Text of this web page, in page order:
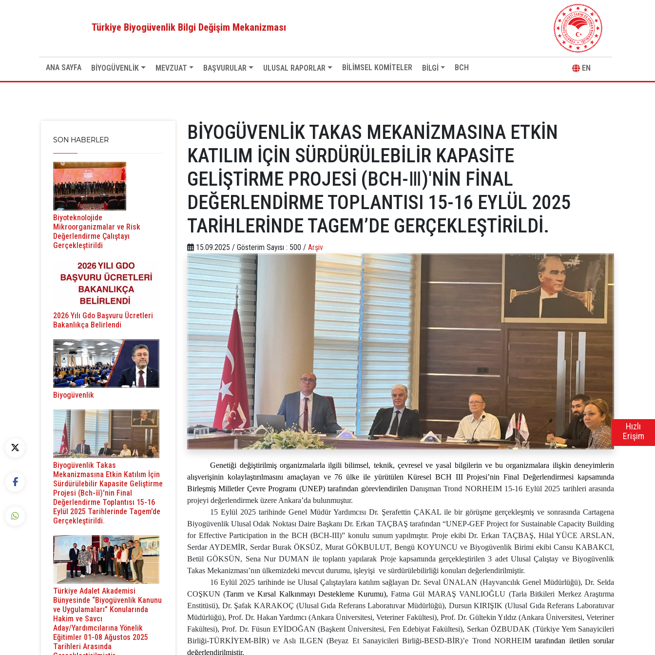
Türkiye Biyogüvenlik Bilgi Değişim Mekanizması
ANA SAYFA BİYOGÜVENLİK MEVZUAT BAŞVURULAR ULUSAL RAPORLAR BİLİMSEL KOMİTELER BİLGİ BCH EN
Hızlı
Erişim
BİYOGÜVENLİK TAKAS MEKANİZMASINA ETKİN KATILIM İÇİN SÜRDÜRÜLEBİLİR KAPASİTE GELİŞTİRME PROJESİ (BCH-Ⅲ)'NİN FİNAL DEĞERLENDİRME TOPLANTISI
BİYOGÜVENLİK TAKAS MEKANİZMASINA ETKİN
KATILIM İÇİN SÜRDÜRÜLEBİLİR KAPASİTE
GELİŞTİRME PROJESİ (BCH-Ⅲ)'NİN FİNAL
DEĞERLENDİRME TOPLANTISI 15-16 EYLÜL 2025
TARİHLERİNDE TAGEM’DE GERÇEKLEŞTİRİLDİ.
15.09.2025 / Gösterim Sayısı : 500 / Arşiv
Genetiği değiştirilmiş organizmalarla ilgili bilimsel, teknik, çevresel ve yasal bilgilerin ve bu organizmalara ilişkin deneyimlerin
alışverişinin kolaylaştırılmasını amaçlayan ve 76 ülke ile yürütülen Küresel BCH III Projesi’nin Final Değerlendirmesi kapsamında
Birleşmiş Milletler Çevre Programı (UNEP) tarafından görevlendirilen Danışman Trond NORHEIM 15-16 Eylül 2025 tarihleri arasında
projeyi değerlendirmek üzere Ankara’da bulunmuştur.
15 Eylül 2025 tarihinde Genel Müdür Yardımcısı Dr. Şerafettin ÇAKAL ile bir görüşme gerçekleşmiş ve sonrasında Cartagena
Biyogüvenlik Ulusal Odak Noktası Daire Başkanı Dr. Erkan TAÇBAŞ tarafından “UNEP-GEF Project for Sustainable Capacity Building
for Effective Participation in the BCH (BCH-III)” konulu sunum yapılmıştır. Proje ekibi Dr. Erkan TAÇBAŞ, Hilal YÜCE ARSLAN,
Serdar AYDEMİR, Serdar Burak ÖKSÜZ, Murat GÖKBULUT, Bengü KOYUNCU ve Biyogüvenlik Birimi ekibi Cansu KABAKCI,
Betül GÖKSÜN, Sena Nur DUMAN ile toplantı yapılarak Proje kapsamında gerçekleştirilen 3 adet Ulusal Çalıştay ve Biyogüvenlik
Takas Mekanizması’nın ülkemizdeki mevcut durumu, işleyişi ve sürdürülebilirliği konuları değerlendirilmiştir.
16 Eylül 2025 tarihinde ise Ulusal Çalıştaylara katılım sağlayanDr. Seval ÜNALAN (Hayvancılık Genel Müdürlüğü), Dr. Selda
COŞKUN (Tarım ve Kırsal Kalkınmayı Destekleme Kurumu),Fatma Gül MARAŞ VANLIOĞLU (Tarla Bitkileri Merkez Araştırma
Enstitüsü), Dr. Şafak KARAKOÇ (Ulusal Gıda Referans Laboratuvar Müdürlüğü), Dursun KIRIŞIK (Ulusal Gıda Referans Laboratuvar
Müdürlüğü), Prof. Dr. Hakan Yardımcı (Ankara Üniversitesi, Veteriner Fakültesi), Prof. Dr. Gültekin Yıldız (Ankara Üniversitesi, Veteriner
Fakültesi), Prof. Dr. Füsun EYİDOĞAN (Başkent Üniversitesi, Fen Edebiyat Fakültesi), Serkan ÖZBUDAK (Türkiye Yem Sanayicileri
Birliği-TÜRKİYEM-BİR) ve Aslı ILGEN (Beyaz Et Sanayicileri Birliği-BESD-BİR)’e Trond NORHEIMtarafından iletilen sorular
değerlendirilmiştir.
SON HABERLER
Biyoteknolojide
Mikroorganizmalar ve Risk
Değerlendirme Çalıştayı
Gerçekleştirildi
2026 Yılı Gdo Başvuru Ücretleri
Bakanlıkça Belirlendi
Biyogüvenlik
Biyogüvenlik Takas
Mekanizmasına Etkin Katılım İçin
Sürdürülebilir Kapasite Geliştirme
Projesi (Bch-ⅲ)'nin Final
Değerlendirme Toplantısı 15-16
Eylül 2025 Tarihlerinde Tagem’de
Gerçekleştirildi.
Türkiye Adalet Akademisi
Bünyesinde “Biyogüvenlik Kanunu
ve Uygulamaları” Konularında
Hakim ve Savcı
Aday/Yardımcılarına Yönelik
Eğitimler 01-08 Ağustos 2025
Tarihleri Arasında